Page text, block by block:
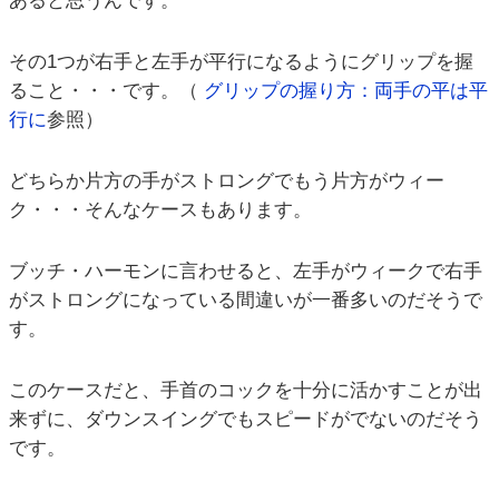
その1つが右手と左手が平行になるようにグリップを握
ること・・・です。（ グリップの握り方：両手の平は平
行に参照）
どちらか片方の手がストロングでもう片方がウィー
ク・・・そんなケースもあります。
ブッチ・ハーモンに言わせると、左手がウィークで右手
がストロングになっている間違いが一番多いのだそうで
す。
このケースだと、手首のコックを十分に活かすことが出
来ずに、ダウンスイングでもスピードがでないのだそう
です。